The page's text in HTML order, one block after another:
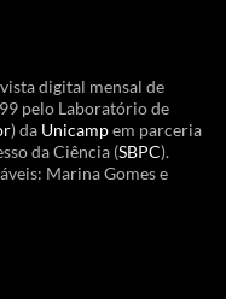
digital mensal de
pelo Laboratório de
) da Unicampem parceria
da Ciência (SBPC).
Marina Gomes e